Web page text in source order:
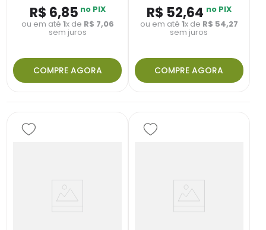
R$ 6,85 no PIX
ou em até 1x de R$ 7,06
sem juros
COMPRE AGORA
R$ 52,64 no PIX
ou em até 1x de R$ 54,27
sem juros
COMPRE AGORA